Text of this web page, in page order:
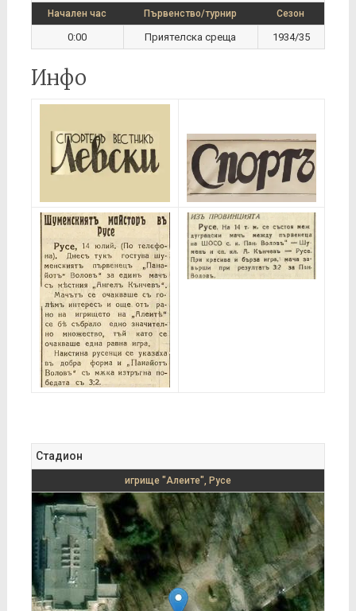
Начален час Първенство/турнир Сезон
0:00 Приятелска среща 1934/35
Инфо
Стадион
игрище "Алеите", Русе